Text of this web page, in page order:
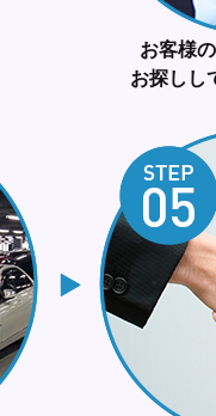
お客様
お探しし